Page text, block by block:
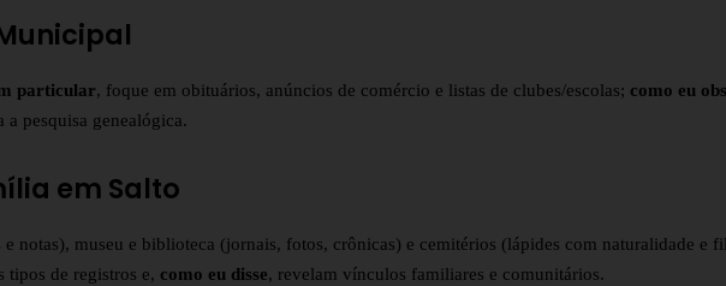
particular, foque em obituários, anúncios de comércio e listas de clubes/escolas; como eu
a pesquisa genealógica.
em Salto
notas), museu e biblioteca (jornais, fotos, crônicas) e cemitérios (lápides com naturalidade e
tipos de registros e, como eu disse, revelam vínculos familiares e comunitários.